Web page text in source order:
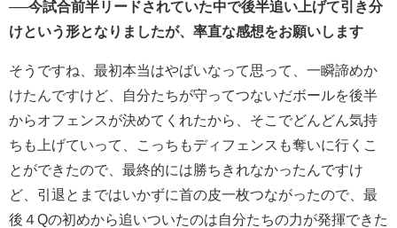
──今試合前半リードされていた中で後半追い上げて引き分
けという形となりましたが、率直な感想をお願いします
そうですね、最初本当はやばいなって思って、一瞬諦めか
けたんですけど、自分たちが守ってつないだボールを後半
からオフェンスが決めてくれたから、そこでどんどん気持
ちも上げていって、こっちもディフェンスも奪いに行くこ
とができたので、最終的には勝ちきれなかったんですけ
ど、引退とまではいかずに首の皮一枚つながったので、最
後４Qの初めから追いついたのは自分たちの力が発揮できた